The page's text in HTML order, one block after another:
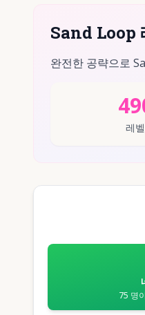
Sand Loop
완전한 공략으로
레벨
75 명